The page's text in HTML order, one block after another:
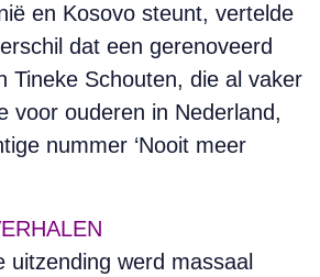
en Kosovo steunt, vertelde
dat een gerenoveerd
Tineke Schouten, die al vaker
voor ouderen in Nederland,
nummer ‘Nooit meer
uitzending werd massaal